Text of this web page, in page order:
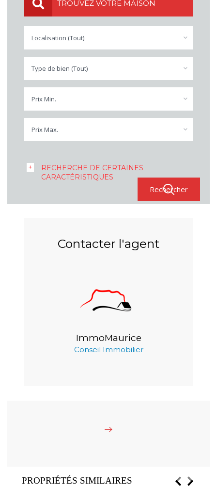
TROUVEZ VOTRE MAISON
Localisation (Tout)
Type de bien (Tout)
Prix Min.
Prix Max.
RECHERCHE DE CERTAINES
CARACTÉRISTIQUES
Contacter l'agent
ImmoMaurice
Conseil Immobilier
PROPRIÉTÉS SIMILAIRES